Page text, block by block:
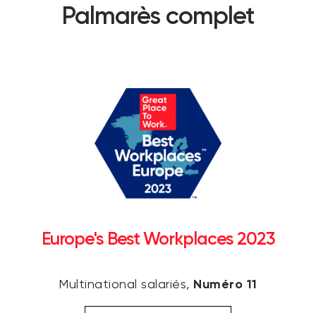
Palmarès complet
Europe's Best Workplaces 2023
Multinational salariés, Numéro 11